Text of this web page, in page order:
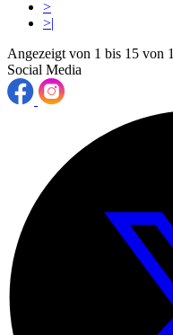
>
>|
Angezeigt von 1 bis 15 von
Social Media